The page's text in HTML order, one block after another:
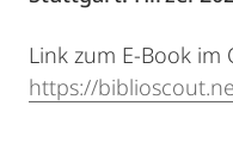
Link zum E-Book im
https://